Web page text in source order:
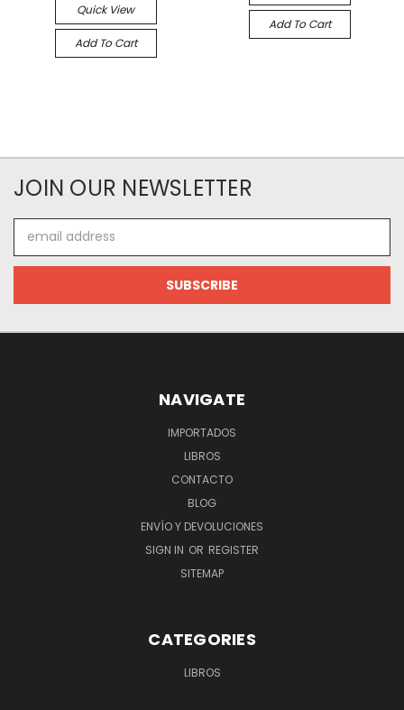
Quick View
Add To Cart
Add To Cart
JOIN OUR NEWSLETTER
Address
NAVIGATE
IMPORTADOS
LIBROS
CONTACTO
BLOG
ENVÍO Y DEVOLUCIONES
SIGN IN OR REGISTER
SITEMAP
CATEGORIES
LIBROS